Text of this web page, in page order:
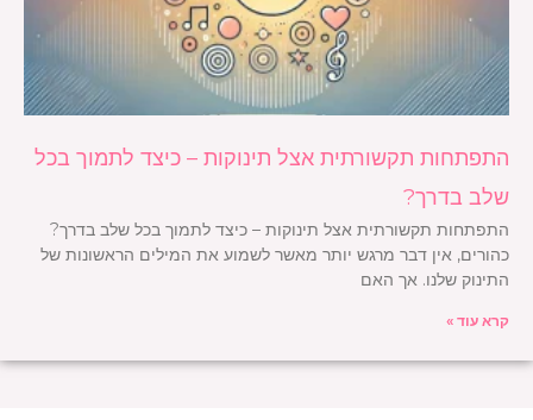
התפתחות תקשורתית אצל תינוקות – כיצד לתמוך בכל
שלב בדרך?
התפתחות תקשורתית אצל תינוקות – כיצד לתמוך בכל שלב בדרך?
כהורים, אין דבר מרגש יותר מאשר לשמוע את המילים הראשונות של
התינוק שלנו. אך האם
קרא עוד »